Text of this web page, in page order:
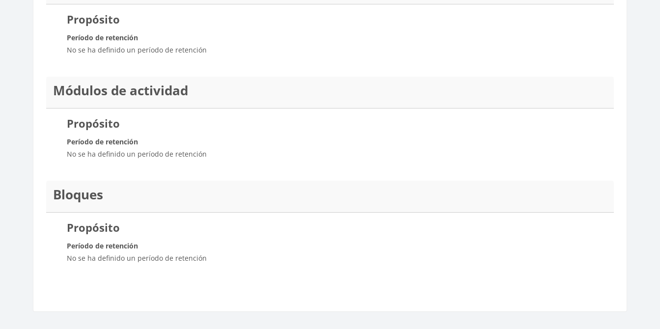
Propósito
Período de retención
No se ha definido un período de retención
Módulos de actividad
Propósito
Período de retención
No se ha definido un período de retención
Bloques
Propósito
Período de retención
No se ha definido un período de retención